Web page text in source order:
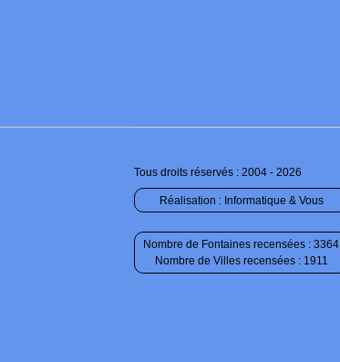
Tous droits réservés : 2004 - 2026
Réalisation : Informatique & Vous
Nombre de Fontaines recensées : 3364
Nombre de Villes recensées : 1911